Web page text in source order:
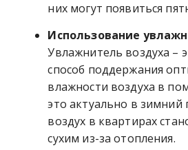
них могут появиться
Использование
Увлажнитель воздуха –
способ поддержания
влажности воздуха в
это актуально в зимний
воздух в квартирах
сухим из-за отопления.